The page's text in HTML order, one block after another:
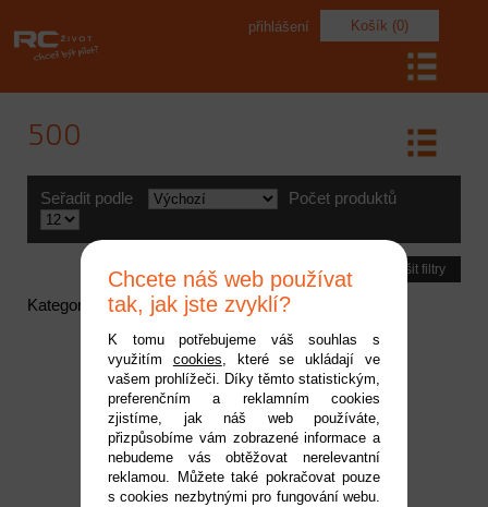
Košík (0)
přihlášení
500
Seřadit podle Počet produktů
Zrušit filtry
Kategorie neobsahuje žádné aktivní položky
Chcete náš web používat
tak, jak jste zvyklí?
K tomu potřebujeme váš souhlas s
využitím cookies, které se ukládají ve
vašem prohlížeči. Díky těmto statistickým,
preferenčním a reklamním cookies
zjistíme, jak náš web používáte,
přizpůsobíme vám zobrazené informace a
nebudeme vás obtěžovat nerelevantní
reklamou. Můžete také pokračovat pouze
s cookies nezbytnými pro fungování webu.